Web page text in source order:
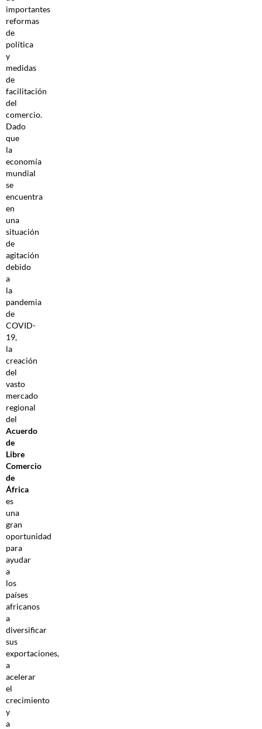
importantes
reformas
de
política
y
medidas
de
facilitación
del
comercio.
Dado
que
la
economía
mundial
se
encuentra
en
una
situación
de
agitación
debido
a
la
pandemia
de
COVID-
19,
la
creación
del
vasto
mercado
regional
del
Acuerdo
de
Libre
Comercio
de
África
es
una
gran
oportunidad
para
ayudar
a
los
países
africanos
a
diversificar
sus
exportaciones,
a
acelerar
el
crecimiento
y
a